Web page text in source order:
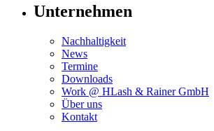
Unternehmen
Nachhaltigkeit
News
Termine
Downloads
Work @ HLash & Rainer GmbH
Über uns
Kontakt